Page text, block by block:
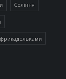
Соління